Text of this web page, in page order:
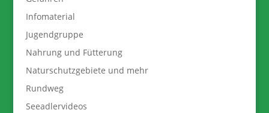
Infomaterial
Jugendgruppe
Nahrung und Fütterung
Naturschutzgebiete und mehr
Rundweg
Seeadlervideos